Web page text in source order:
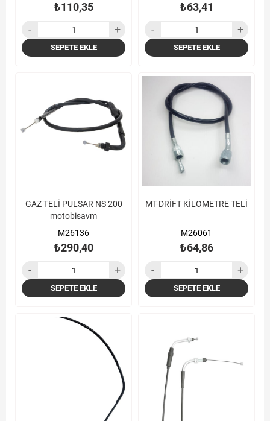
₺110,35
SEPETE EKLE
₺63,41
SEPETE EKLE
GAZ TELİ PULSAR NS 200
motobisavm
M26136
₺290,40
SEPETE EKLE
MT-DRİFT KİLOMETRE TELİ
M26061
₺64,86
SEPETE EKLE